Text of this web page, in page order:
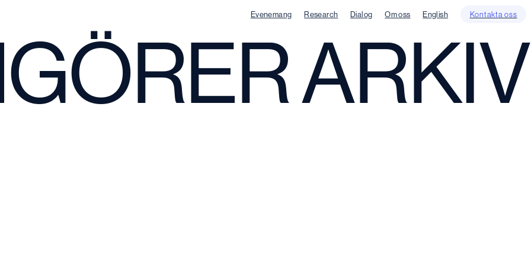
Evenemang Research Dialog Om oss English Kontakta oss
ARKIV